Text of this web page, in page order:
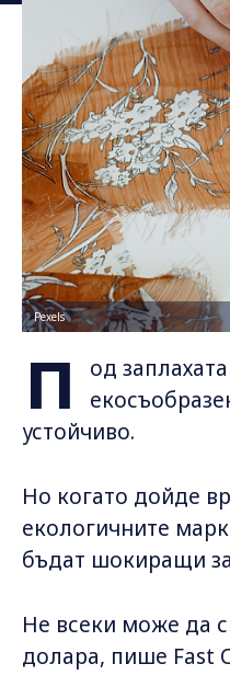
Pexels
П
од
устойчиво.
Но когато дойде
екологичните
бъдат шокиращи
Не всеки може да
долара, пише Fast